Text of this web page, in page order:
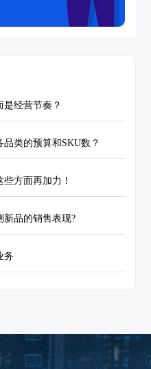
是经营节奏？
类的预算和SKU数？
方面再加力！
新品的销售表现?
务